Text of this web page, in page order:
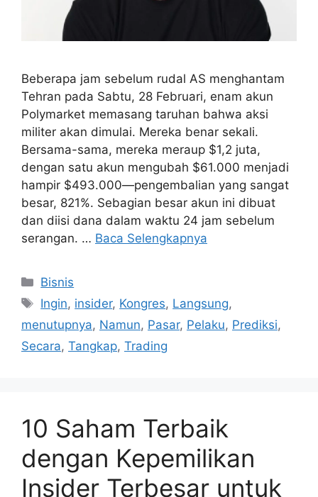
Beberapa jam sebelum rudal AS menghantam
Tehran pada Sabtu, 28 Februari, enam akun
Polymarket memasang taruhan bahwa aksi
militer akan dimulai. Mereka benar sekali.
Bersama-sama, mereka meraup $1,2 juta,
dengan satu akun mengubah $61.000 menjadi
hampir $493.000—pengembalian yang sangat
besar, 821%. Sebagian besar akun ini dibuat
dan diisi dana dalam waktu 24 jam sebelum
serangan. … Baca Selengkapnya
Kategori
Bisnis
Tag
Ingin, insider, Kongres, Langsung,
menutupnya, Namun, Pasar, Pelaku, Prediksi,
Secara, Tangkap, Trading
10 Saham Terbaik
dengan Kepemilikan
Insider Terbesar untuk